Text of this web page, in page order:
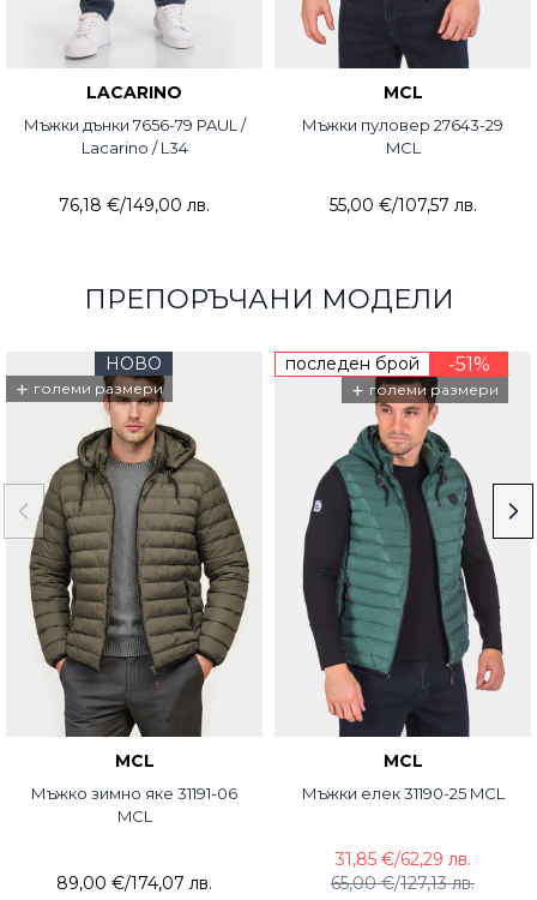
LACARINO
Мъжки дънки 7656-79 PAUL /
Lacarino / L34
76,18 €/149,00 лв.
MCL
Мъжки пуловер 27643-29
MCL
55,00 €/107,57 лв.
ПРЕПОРЪЧАНИ МОДЕЛИ
НОВО
+ големи размери
MCL
Мъжко зимно яке 31191-06
MCL
89,00 €/174,07 лв.
последен брой -51%
+ големи размери
MCL
Мъжки елек 31190-25 MCL
65,00 €/127,13 лв.
31,85 €/62,29 лв.